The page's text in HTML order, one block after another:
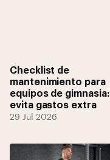
Checklist de
mantenimiento para
equipos de gimnasia:
evita gastos extra
29 Jul 2026